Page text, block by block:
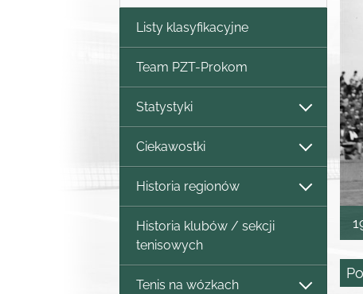
Listy klasyfikacyjne
Team PZT-Prokom
Statystyki
Ciekawostki
Historia regionów
Historia klubów / sekcji
tenisowych
Tenis na wózkach